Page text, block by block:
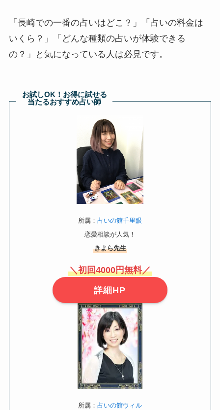
「長崎での一番の占いはどこ？」「占いの料金は
いくら？」「どんな種類の占いが体験できる
の？」と気になっている人は必見です。
お試しOK！お得に試せる
当たるおすすめ占い師
所属： 占いの館千里眼
恋愛相談が人気！
きよら先生
＼初回4000円無料／
詳細HP
所属： 占いの館ウィル